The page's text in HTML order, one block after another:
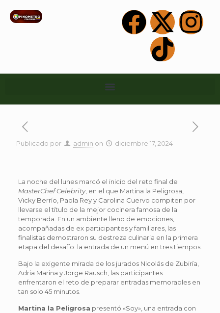
Publicado por admin on diciembre 17, 2024
La noche del lunes marcó el inicio del reto final de
MasterChef Celebrity, en el que Martina la Peligrosa,
Vicky Berrío, Paola Rey y Carolina Cuervo compiten por
llevarse el título de la mejor cocinera famosa de la
temporada. En un ambiente lleno de emociones,
acompañadas de ex participantes y familiares, las
finalistas demostraron su destreza culinaria en la primera
etapa del desafío: la entrada de un menú en tres tiempos.
Bajo la exigente mirada de los jurados Nicolás de Zubiría,
Adria Marina y Jorge Rausch, las participantes
enfrentaron el reto de preparar entradas memorables en
tan solo 45 minutos.
Martina la Peligrosa presentó «Soy», una entrada con